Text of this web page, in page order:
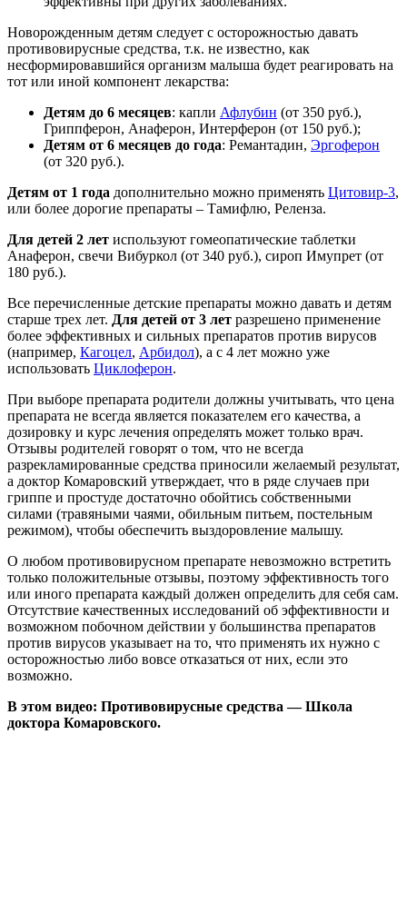
Новорожденным детям следует с осторожностью давать
противовирусные средства, т.к. не известно, как
несформировавшийся организм малыша будет реагировать на
тот или иной компонент лекарства:
Детям до 6 месяцев: капли Афлубин (от 350 руб.),
Гриппферон, Анаферон, Интерферон (от 150 руб.);
Детям от 6 месяцев до года: Ремантадин, Эргоферон
(от 320 руб.).
Детям от 1 года дополнительно можно применять Цитовир-3,
или более дорогие препараты – Тамифлю, Реленза.
Для детей 2 лет используют гомеопатические таблетки
Анаферон, свечи Вибуркол (от 340 руб.), сироп Имупрет (от
180 руб.).
Все перечисленные детские препараты можно давать и детям
старше трех лет. Для детей от 3 лет разрешено применение
более эффективных и сильных препаратов против вирусов
(например, Кагоцел, Арбидол), а с 4 лет можно уже
использовать Циклоферон.
При выборе препарата родители должны учитывать, что цена
препарата не всегда является показателем его качества, а
дозировку и курс лечения определять может только врач.
Отзывы родителей говорят о том, что не всегда
разрекламированные средства приносили желаемый результат,
а доктор Комаровский утверждает, что в ряде случаев при
гриппе и простуде достаточно обойтись собственными
силами (травяными чаями, обильным питьем, постельным
режимом), чтобы обеспечить выздоровление малышу.
О любом противовирусном препарате невозможно встретить
только положительные отзывы, поэтому эффективность того
или иного препарата каждый должен определить для себя сам.
Отсутствие качественных исследований об эффективности и
возможном побочном действии у большинства препаратов
против вирусов указывает на то, что применять их нужно с
осторожностью либо вовсе отказаться от них, если это
возможно.
В этом видео: Противовирусные средства — Школа
доктора Комаровского.